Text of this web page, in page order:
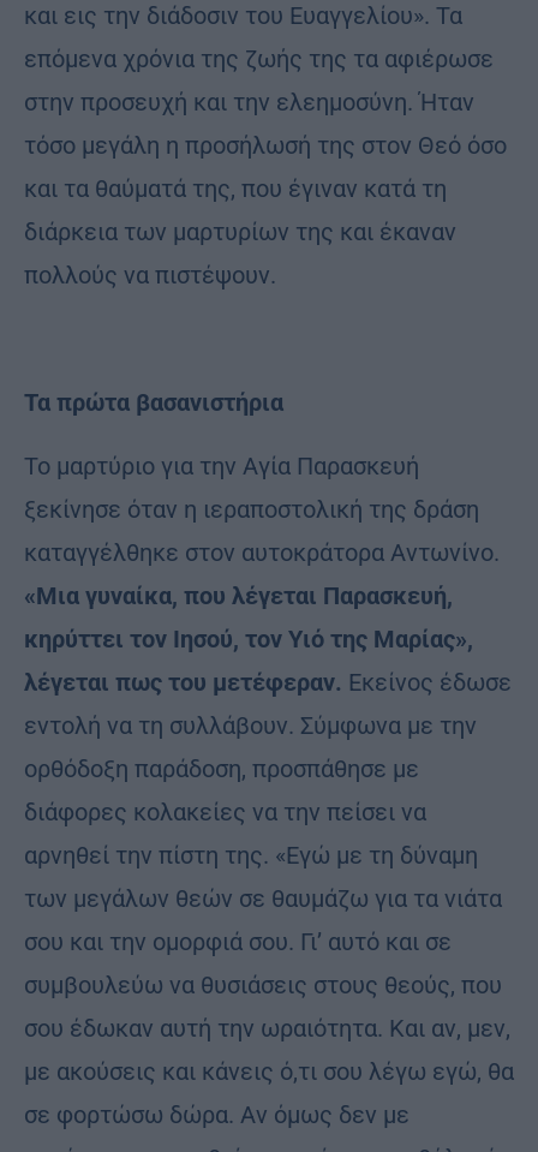
και εις την διάδοσιν του Ευαγγελίου». Τα
επόμενα χρόνια της ζωής της τα αφιέρωσε
στην προσευχή και την ελεημοσύνη. Ήταν
τόσο μεγάλη η προσήλωσή της στον Θεό όσο
και τα θαύματά της, που έγιναν κατά τη
διάρκεια των μαρτυρίων της και έκαναν
πολλούς να πιστέψουν.
Τα πρώτα βασανιστήρια
Το μαρτύριο για την Αγία Παρασκευή
ξεκίνησε όταν η ιεραποστολική της δράση
καταγγέλθηκε στον αυτοκράτορα Αντωνίνο.
«Μια γυναίκα, που λέγεται Παρασκευή,
κηρύττει τον Ιησού, τον Υιό της Μαρίας»,
λέγεται πως του μετέφεραν. Εκείνος έδωσε
εντολή να τη συλλάβουν. Σύμφωνα με την
ορθόδοξη παράδοση, προσπάθησε με
διάφορες κολακείες να την πείσει να
αρνηθεί την πίστη της. «Εγώ με τη δύναμη
των μεγάλων θεών σε θαυμάζω για τα νιάτα
σου και την ομορφιά σου. Γι’ αυτό και σε
συμβουλεύω να θυσιάσεις στους θεούς, που
σου έδωκαν αυτή την ωραιότητα. Και αν, μεν,
με ακούσεις και κάνεις ό,τι σου λέγω εγώ, θα
σε φορτώσω δώρα. Αν όμως δεν με